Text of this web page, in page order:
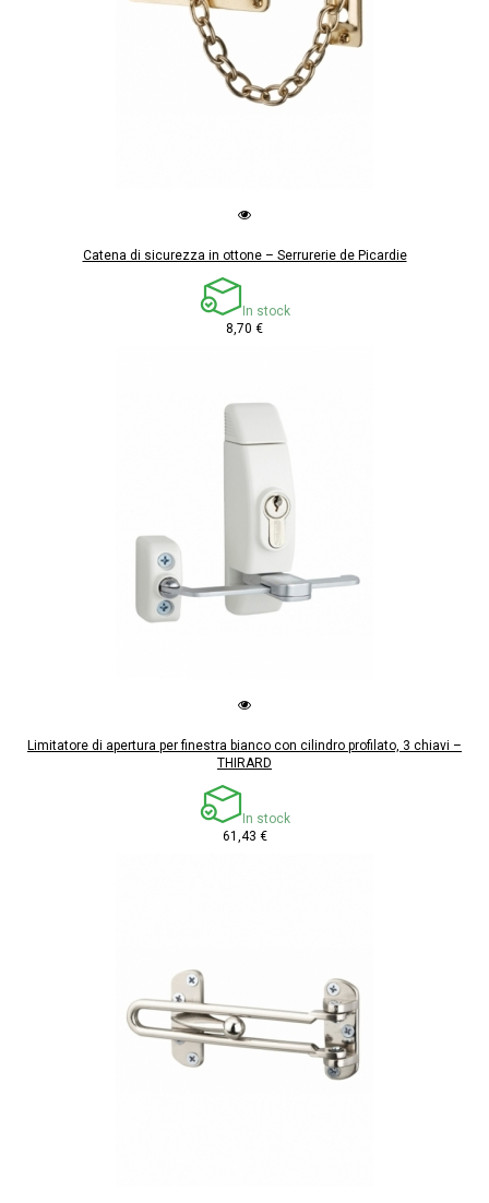
Catena di sicurezza in ottone – Serrurerie de Picardie
In stock
8,70 €
Limitatore di apertura per finestra bianco con cilindro profilato, 3 chiavi –
THIRARD
In stock
61,43 €